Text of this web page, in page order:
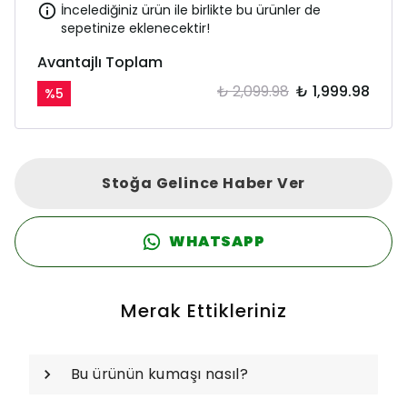
İncelediğiniz ürün ile birlikte bu ürünler de
sepetinize eklenecektir!
Avantajlı Toplam
%5 ₺ 2,099.98 ₺ 1,999.98
Stoğa Gelince Haber Ver
WHATSAPP
Merak Ettikleriniz
Bu ürünün kumaşı nasıl?